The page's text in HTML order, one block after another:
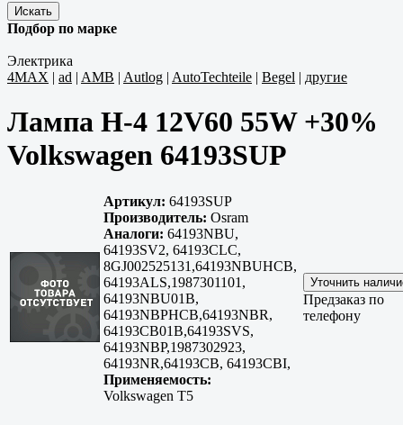
Подбор по марке
Электрика
4MAX | ad | AMB | Autlog | AutoTechteile | Begel | другие
Лампа H-4 12V60 55W +30%
Volkswagen 64193SUP
Артикул: 64193SUP
Производитель: Osram
Аналоги: 64193NBU,
64193SV2, 64193CLC,
8GJ002525131,64193NBUHCB,
64193ALS,1987301101,
64193NBU01B,
64193NBPHCB,64193NBR,
64193CB01B,64193SVS,
64193NBP,1987302923,
64193NR,64193CB, 64193CBI,
Применяемость:
Volkswagen T5
Предзаказ по
телефону